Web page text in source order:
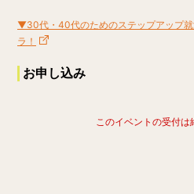
▼30代・40代のためのステップアップ就
ラ！
お申し込み
このイベントの受付は